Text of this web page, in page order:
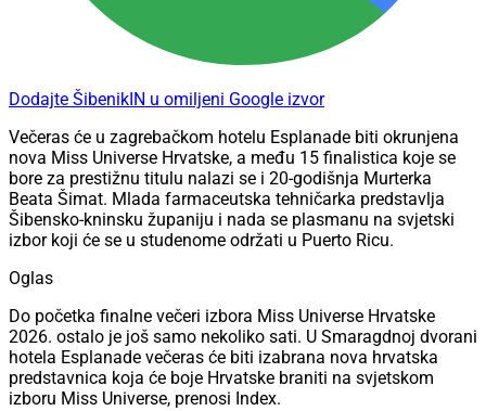
Dodajte ŠibenikIN u omiljeni Google izvor
Večeras će u zagrebačkom hotelu Esplanade biti okrunjena
nova Miss Universe Hrvatske, a među 15 finalistica koje se
bore za prestižnu titulu nalazi se i 20-godišnja Murterka
Beata Šimat. Mlada farmaceutska tehničarka predstavlja
Šibensko-kninsku županiju i nada se plasmanu na svjetski
izbor koji će se u studenome održati u Puerto Ricu.
Oglas
Do početka finalne večeri izbora Miss Universe Hrvatske
2026. ostalo je još samo nekoliko sati. U Smaragdnoj dvorani
hotela Esplanade večeras će biti izabrana nova hrvatska
predstavnica koja će boje Hrvatske braniti na svjetskom
izboru Miss Universe, prenosi Index.